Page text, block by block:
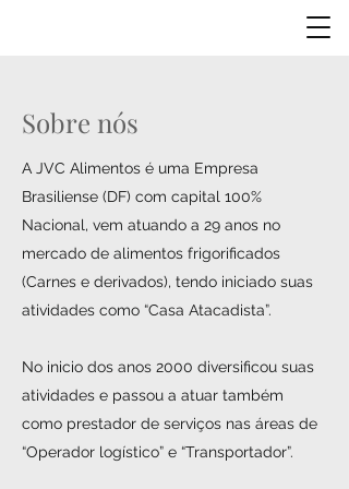
Sobre nós
A JVC Alimentos é uma Empresa
Brasiliense (DF) com capital 100%
Nacional, vem atuando a 29 anos no
mercado de alimentos frigorificados
(Carnes e derivados), tendo iniciado suas
atividades como “Casa Atacadista”.
No inicio dos anos 2000 diversificou suas
atividades e passou a atuar também
como prestador de serviços nas áreas de
“Operador logístico” e “Transportador”.